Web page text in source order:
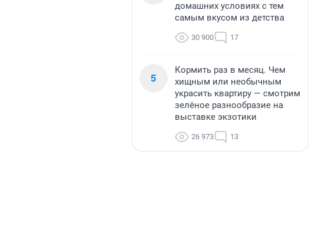
домашних условиях с тем
самым вкусом из детства
30 900 17
5
Кормить раз в месяц. Чем
хищным или необычным
украсить квартиру — смотрим
зелёное разнообразие на
выставке экзотики
26 973 13